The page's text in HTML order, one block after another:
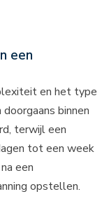
een
en het type
binnen
terwijl een
tot een week
een
opstellen.